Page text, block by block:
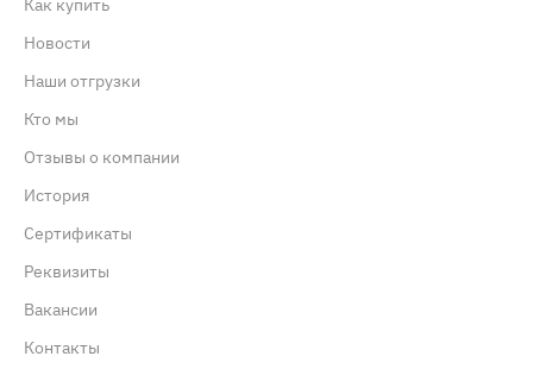
Как купить
Новости
Наши отгрузки
Кто мы
Отзывы о компании
История
Сертификаты
Реквизиты
Вакансии
Контакты